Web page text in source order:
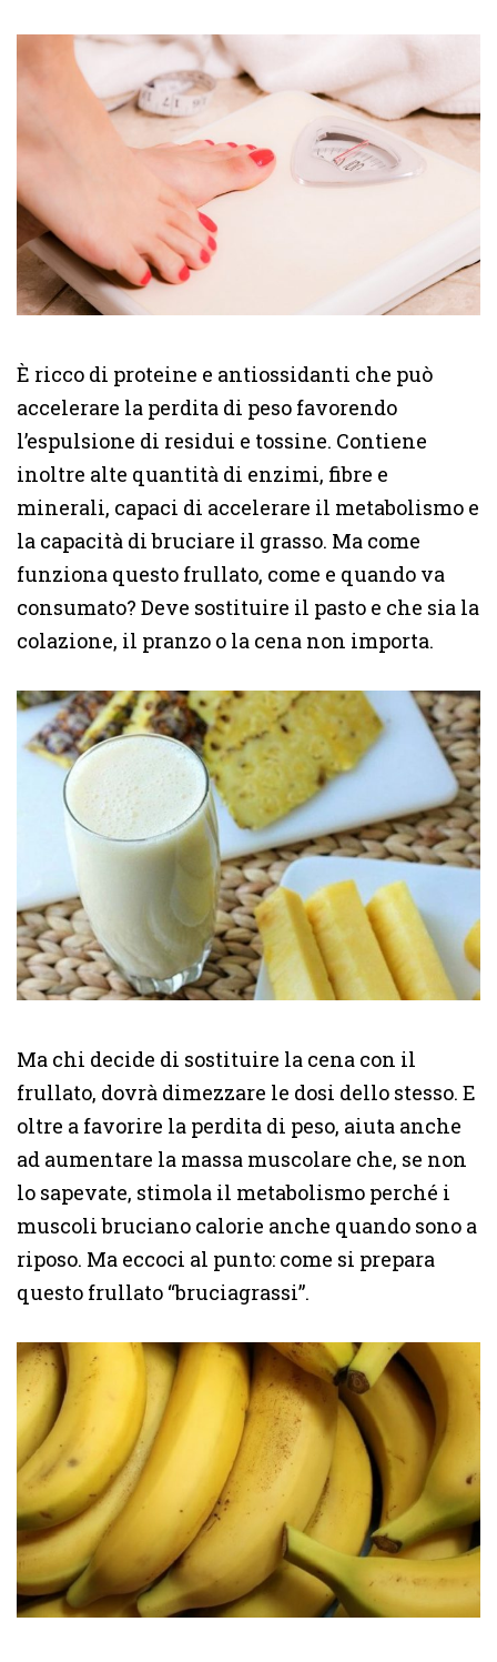
È ricco di proteine e antiossidanti che può
accelerare la perdita di peso favorendo
l’espulsione di residui e tossine. Contiene
inoltre alte quantità di enzimi, fibre e
minerali, capaci di accelerare il metabolismo e
la capacità di bruciare il grasso. Ma come
funziona questo frullato, come e quando va
consumato? Deve sostituire il pasto e che sia la
colazione, il pranzo o la cena non importa.
Ma chi decide di sostituire la cena con il
frullato, dovrà dimezzare le dosi dello stesso. E
oltre a favorire la perdita di peso, aiuta anche
ad aumentare la massa muscolare che, se non
lo sapevate, stimola il metabolismo perché i
muscoli bruciano calorie anche quando sono a
riposo. Ma eccoci al punto: come si prepara
questo frullato “bruciagrassi”.